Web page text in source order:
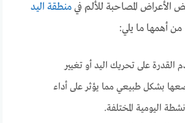
الأعراض المصاحبة للألم فيمنطقة اليد
من أهمها ما يلي:
القدرة على تحريك اليد أو تغيير
بشكل طبيعي مما يؤثر على أداء
اليومية المختلفة.